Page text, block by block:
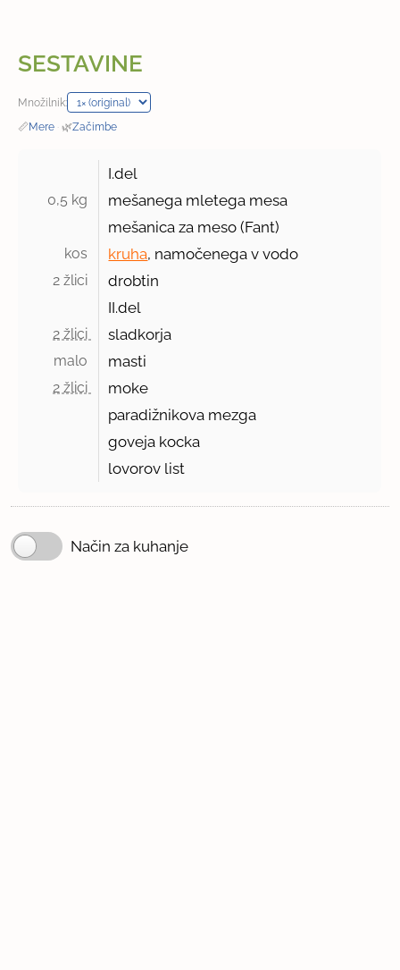
SESTAVINE
Množilnik:
📏Mere · 🌿Začimbe
I.del
0,5 kg
mešanega mletega mesa
mešanica za meso (Fant)
kos kruha, namočenega v vodo
2 žlici
drobtin
II.del
2 žlici sladkorja
malo masti
2 žlici
moke
paradižnikova mezga
goveja kocka
lovorov list
Način za kuhanje